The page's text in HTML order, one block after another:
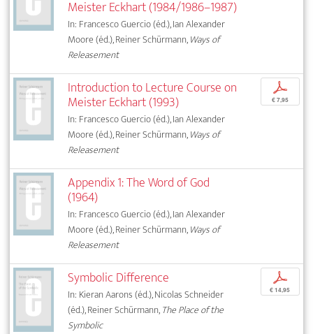
Meister Eckhart (1984/1986–1987)
In: Francesco Guercio (éd.), Ian Alexander
Moore (éd.), Reiner Schürmann,Ways of
Releasement
Introduction to Lecture Course on
Meister Eckhart (1993)
In: Francesco Guercio (éd.), Ian Alexander
Moore (éd.), Reiner Schürmann,Ways of
Releasement
p
€ 7,95
Appendix 1: The Word of God
(1964)
In: Francesco Guercio (éd.), Ian Alexander
Moore (éd.), Reiner Schürmann,Ways of
Releasement
Symbolic Difference
In: Kieran Aarons (éd.), Nicolas Schneider
(éd.), Reiner Schürmann,The Place of the
Symbolic
p
€ 14,95